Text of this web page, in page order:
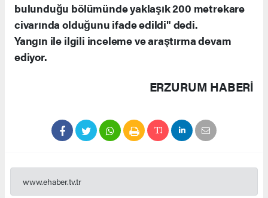
bulunduğu bölümünde yaklaşık 200 metrekare
civarında olduğunu ifade edildi" dedi.
Yangın ile ilgili inceleme ve araştırma devam
ediyor.
ERZURUM HABERİ
www.ehaber.tv.tr